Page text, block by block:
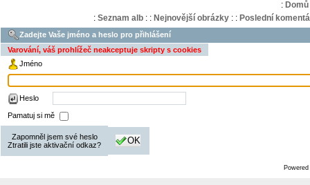
: Domů
: Seznam alb: : Nejnovější obrázky: : Poslední
Zadejte Vaše jméno a heslo pro přihlášení
Varování, váš prohlížeč neakceptuje skripty s cookies
Jméno
Heslo
Pamatuj si mě
Zapomněl jsem své heslo
Ztratili jste aktivační odkaz?
OK